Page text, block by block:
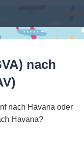
nach
nach Havana oder
Havana?